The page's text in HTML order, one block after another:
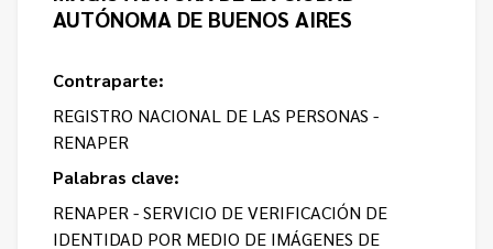
AUTÓNOMA DE BUENOS AIRES
Contraparte:
REGISTRO NACIONAL DE LAS PERSONAS -
RENAPER
Palabras clave:
RENAPER - SERVICIO DE VERIFICACIÓN DE
IDENTIDAD POR MEDIO DE IMÁGENES DE